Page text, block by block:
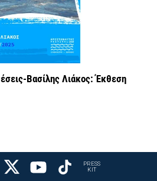
Βασίλης Λιάκος: Έκθεση
PRESS
KIT